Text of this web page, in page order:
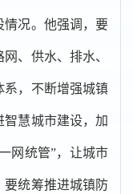
情况。他强调，要
、供水、排水、
系，不断增强城镇
慧城市建设，加
网统管”，让城市
要统筹推进城镇防